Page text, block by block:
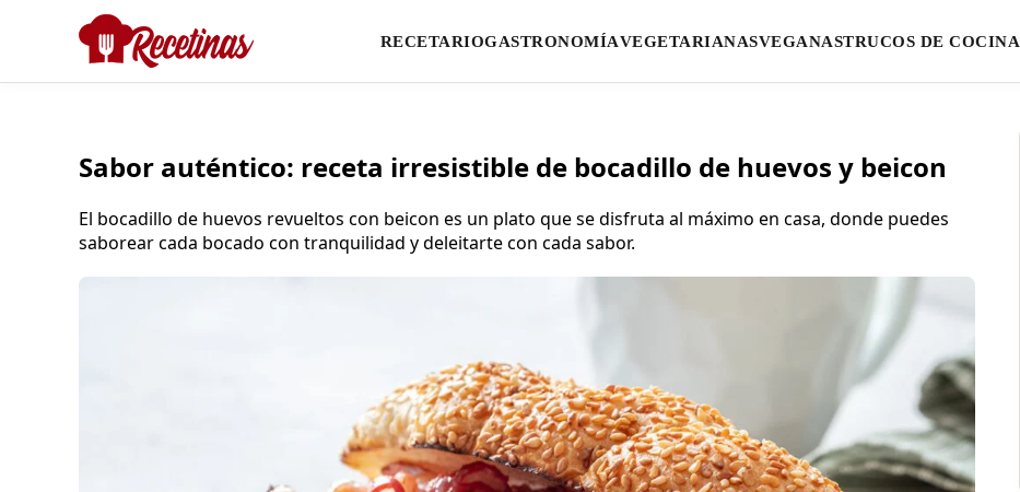
RECETARIOGASTRONOMÍAVEGETARIANASVEGANASTRUCOS DE COCINA
Sabor auténtico: receta irresistible de bocadillo de huevos y beicon
El bocadillo de huevos revueltos con beicon es un plato que se disfruta al máximo en casa, donde puedes
saborear cada bocado con tranquilidad y deleitarte con cada sabor.